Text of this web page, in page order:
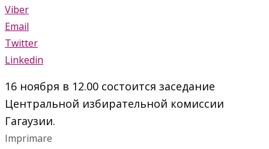
Viber
Email
Twitter
Linkedin
16 ноября в 12.00 состоится заседание
Центральной избирательной комиссии
Гагаузии.
Imprimare